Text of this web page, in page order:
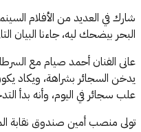
شارك في العديد من الأفلام
البحر بيضحك ليه، جاءنا البيان
عانى الفنان أحمد صيام مع
علب سجائر في اليوم، وأنه بدأ التدخين عام
تولى منصب أمين صندوق نقابة